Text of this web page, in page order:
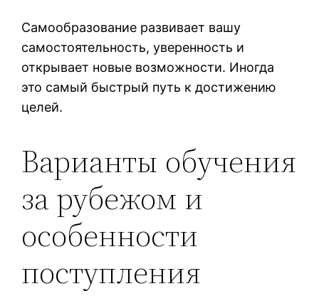
Самообразование развивает вашу
самостоятельность, уверенность и
открывает новые возможности. Иногда
это самый быстрый путь к достижению
целей.
Варианты обучения
за рубежом и
особенности
поступления